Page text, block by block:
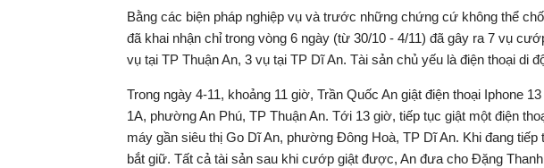
Bằng các biện pháp nghiệp vụ và trước những chứng cứ không thể
đã khai nhận chỉ trong vòng 6 ngày (từ 30/10 - 4/11) đã gây ra 7 vụ
vụ tại TP Thuận An, 3 vụ tại TP Dĩ An. Tài sản chủ yếu là điện thoại di
Trong ngày 4-11, khoảng 11 giờ, Trần Quốc An giật điện thoại Iphone
1A, phường An Phú, TP Thuận An. Tới 13 giờ, tiếp tục giật một điện
máy gần siêu thị Go Dĩ An, phường Đông Hoà, TP Dĩ An. Khi đang
bắt giữ. Tất cả tài sản sau khi cướp giật được, An đưa cho Đặng